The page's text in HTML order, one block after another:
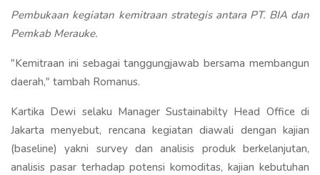
Pembukaan kegiatan kemitraan strategis antara PT. BIA dan
Pemkab Merauke.
"Kemitraan ini sebagai tanggungjawab bersama membangun
daerah," tambah Romanus.
Kartika Dewi selaku Manager Sustainabilty Head Office di
Jakarta menyebut, rencana kegiatan diawali dengan kajian
(baseline) yakni survey dan analisis produk berkelanjutan,
analisis pasar terhadap potensi komoditas, kajian kebutuhan